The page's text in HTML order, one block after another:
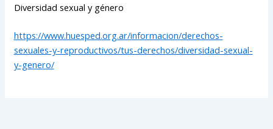
Diversidad sexual y género
https://www.huesped.org.ar/informacion/derechos-
sexuales-y-reproductivos/tus-derechos/diversidad-sexual-
y-genero/